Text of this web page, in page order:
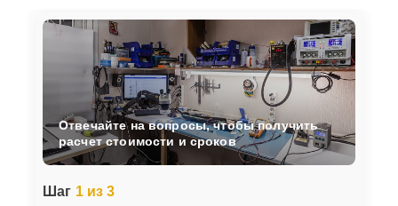
Шаг 1 из 3
Отвечайте на вопросы, чтобы получить
расчет стоимости и сроков